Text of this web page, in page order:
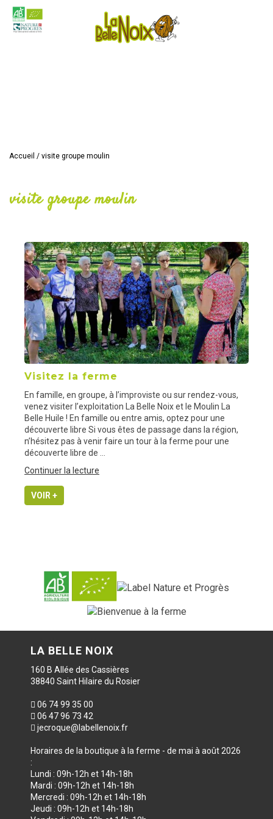
Accueil / visite groupe moulin
visite groupe moulin
Visitez la ferme
En famille, en groupe, à l’improviste ou sur rendez-vous,
venez visiter l’exploitation La Belle Noix et le Moulin La
Belle Huile ! En famille ou entre amis, optez pour une
découverte libre Si vous êtes de passage dans la région,
n’hésitez pas à venir faire un tour à la ferme pour une
découverte libre de …
Continuer la lecture
VOIR +
LA BELLE NOIX
160 B Allée des Cassières
38840 Saint Hilaire du Rosier
06 74 99 35 00
06 47 96 73 42
jecroque@labellenoix.fr
Horaires de la boutique à la ferme - de mai à août 2026
:
Lundi : 09h-12h et 14h-18h
Mardi : 09h-12h et 14h-18h
Mercredi : 09h-12h et 14h-18h
Jeudi : 09h-12h et 14h-18h